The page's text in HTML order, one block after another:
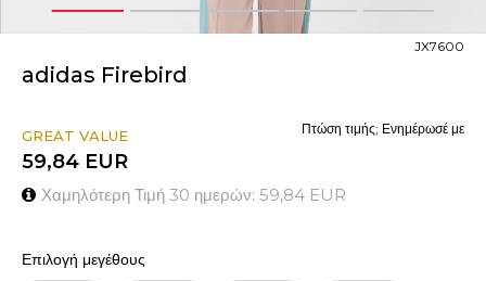
1 2 3 4 5
adidas Firebird
JX7600
GREAT VALUE
59,84 EUR
Χαμηλότερη Τιμή 30 ημερών: 59,84 EUR
Πτώση τιμής; Ενημέρωσέ με
Επιλογή μεγέθους